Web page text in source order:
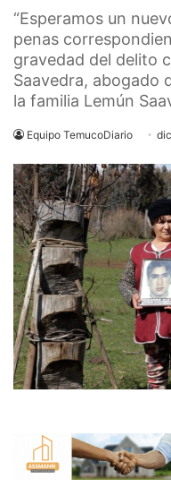
“Esperamos un
penas
gravedad del delito
Saavedra, abogado
la familia Lemún
Equipo TemucoDiario